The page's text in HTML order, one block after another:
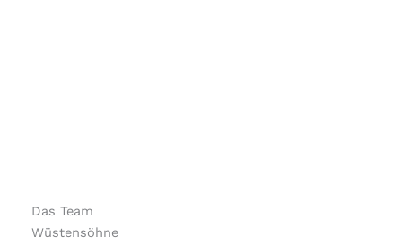
Das Team
Wüstensöhne